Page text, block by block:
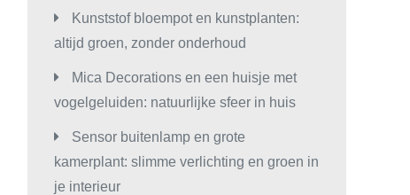
Kunststof bloempot en kunstplanten:
altijd groen, zonder onderhoud
Mica Decorations en een huisje met
vogelgeluiden: natuurlijke sfeer in huis
Sensor buitenlamp en grote
kamerplant: slimme verlichting en groen in
je interieur